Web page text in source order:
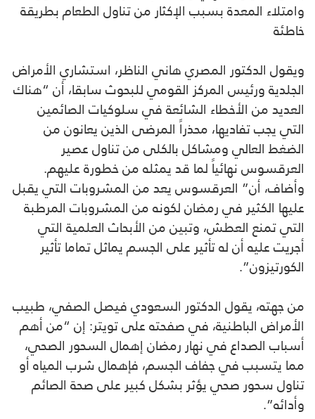
وامتلاء المعدة بسبب الإكثار من تناول الطعام بطريقة
خاطئة
ويقول الدكتور المصري هاني الناظر، استشاري الأمراض
الجلدية ورئيس المركز القومي للبحوث سابقا، أن “هناك
العديد من الأخطاء الشائعة في سلوكيات الصائمين
التي يجب تفاديها، محذراً المرضى الذين يعانون من
الضغط العالي ومشاكل بالكلى من تناول عصير
العرقسوس نهائياً لما قد يمثله من خطورة عليهم.
وأضاف، أن” العرقسوس يعد من المشروبات التي يقبل
عليها الكثير في رمضان لكونه من المشروبات المرطبة
التي تمنع العطش، وتبين من الأبحاث العلمية التي
أجريت عليه أن له تأثير على الجسم يماثل تماما تأثير
الكورتيزون”.
من جهته، يقول الدكتور السعودي فيصل الصفي، طبيب
الأمراض الباطنية، في صفحته على تويتر: إن “من أهم
أسباب الصداع في نهار رمضان إهمال السحور الصحي،
مما يتسبب في جفاف الجسم، فإهمال شرب المياه أو
تناول سحور صحي يؤثر بشكل كبير على صحة الصائم
وأدائه”.